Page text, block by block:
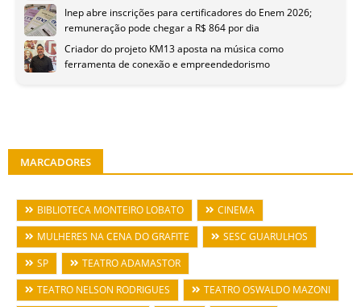
Inep abre inscrições para certificadores do Enem 2026;
remuneração pode chegar a R$ 864 por dia
Criador do projeto KM13 aposta na música como
ferramenta de conexão e empreendedorismo
MARCADORES
BIBLIOTECA MONTEIRO LOBATO
CINEMA
MULHERES NA CENA DO GRAFITE
SESC GUARULHOS
SP
TEATRO ADAMASTOR
TEATRO NELSON RODRIGUES
TEATRO OSWALDO MAZONI